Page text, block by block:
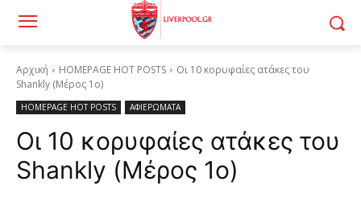
Αρχική HOMEPAGE HOT POSTS
Οι 10 κορυφαίες ατάκες του
Shankly (Μέρος 1ο)
HOMEPAGE HOT POSTS ΑΦΙΕΡΩΜΑΤΑ
Οι 10 κορυφαίες ατάκες του
Shankly (Μέρος 1ο)